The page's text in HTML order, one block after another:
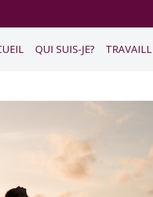
QUI SUIS-JE?